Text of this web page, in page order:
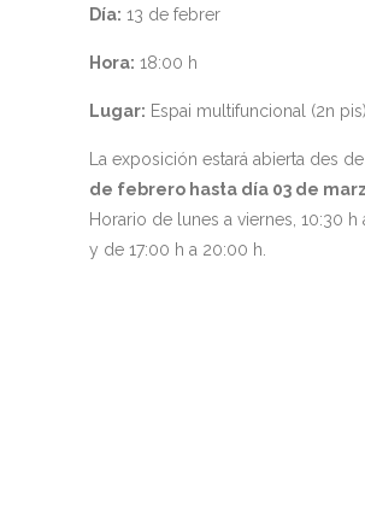
Día: 13 de febrer
Hora: 18:00 h
Lugar: Espai multifuncional (2n pis)
La exposición estará abierta des de
de febrero hasta día 03 de
Horario de lunes a viernes, 10:30 h
y de 17:00 h a 20:00 h.